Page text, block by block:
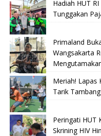
Hadiah HUT
Tunggakan
Primaland
Wangsakarta
Meriah! Lapas
Tarik
Peringati HUT
Skrining HIV